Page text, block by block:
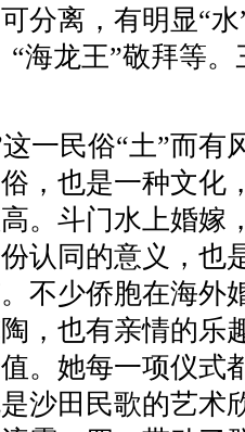
分离，有明显“
“海龙王”敬拜等
一民俗“土”而有
，也是一种文化
。斗门水上婚嫁
认同的意义，也
不少侨胞在海外
，也有亲情的乐
。她每一项仪式
沙田民歌的艺术